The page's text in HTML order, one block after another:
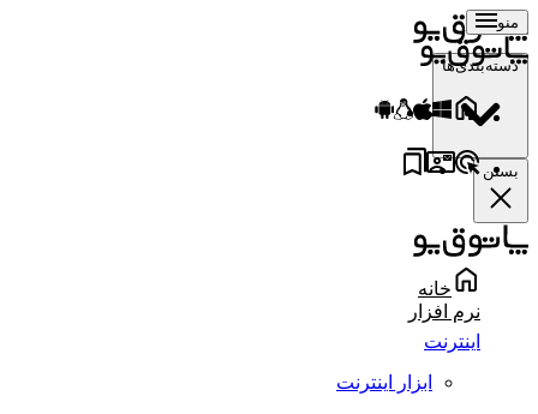
منو
دسته‌بندی‌ها
بستن
خانه
نرم افزار
اینترنت
ابزار اینترنت